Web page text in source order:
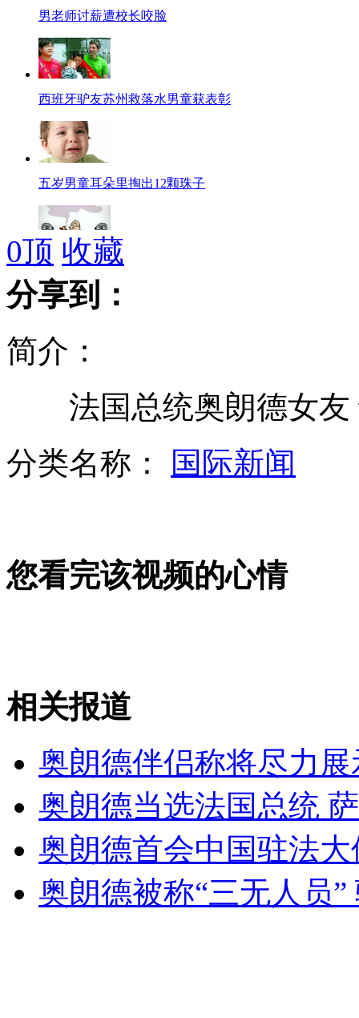
男老师讨薪遭校长咬脸
西班牙驴友苏州救落水男童获表彰
五岁男童耳朵里掏出12颗珠子
吸毒赌博酗酒者不得聘为涉密人员
宝马男车求职当司机仅为结交老板
女孩北京地铁殴打老人 痛下狠手拳打脚踢
无痛分娩是否安全 医生回应
0顶 收藏
分享到：
简介：
法国总统奥朗德女友
分类名称：
国际新闻
您看完该视频的心情
相关报道
奥朗德伴侣称将尽力
奥朗德当选法国总统
奥朗德首会中国驻法
奥朗德被称“三无人员